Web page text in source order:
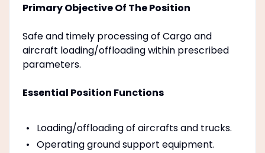
Primary Objective Of The Position
Safe and timely processing of Cargo and
aircraft loading/offloading within prescribed
parameters.
Essential Position Functions
Loading/offloading of aircrafts and trucks.
Operating ground support equipment.